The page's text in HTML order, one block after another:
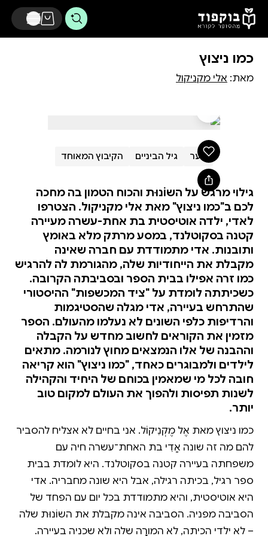
דלג לתוכן הראשי
כמו ניצוץ
מאת: אלי מקניקול
נוער גיל הביניים הקיבוץ המאוחד
גילוי מרגש על השוֹנוּת והכוח הטמון בה מחכה
לכם ב"כמו ניצוץ" מאת אלי מקניקול. הצטרפו
לאדי, ילדה אוטיסטית בת אחת-עשרה מעיירה
קטנה בסקוטלנד, במסע מרתק מלא באומץ
ותובנות. אדי מתמודדת עם חברה שאינה
מקבלת את הייחודיות שלה, מהגורמת לה להרגיש
כמו זרה אפילו בבית הספר ובסביבתה הקרובה.
כשכיתתה לומדת על "ציד המכשפות" ההיסטורי
שהתרחש בעיירה, אדי מגלה שהסטיגמות
והרדיפות כלפי השונים לא נעלמו מהעולם. הספר
מזמין את הקוראים לחשוב מחדש על הקבלה
וההבנה של אלו הנמצאים מחוץ לנורמה. מתאים
לילדים ולמבוגרים כאחד, "כמו ניצוץ" הוא קריאה
חובה לכל מי שמאמין בכוחם של היחיד והקהילה
לשנות תפיסות ולהפוך את העולם למקום טוב
יותר.
כמו ניצוץ מאת אֶל מֶקְנִיקוֹל. אני בחיים לא אצליח להסביר
להם מה זה שונה אַדִי בת האחת־עשרה חיה עם
משפחתה בעיירה קטנה בסקוטלנד. היא לומדת בבית
ספר רגיל, בכיתה רגילה, אבל היא שונה מחבריה. אדי
היא אוטיסטית, והיא מתמודדת בכל יום עם הפחד של
הסביבה מפניה. הסביבה אינה מקבלת את השוֹנוּת שלה
– לא ילדי הכיתה, לא המורָה שלה ולא שכניה בעיירה.